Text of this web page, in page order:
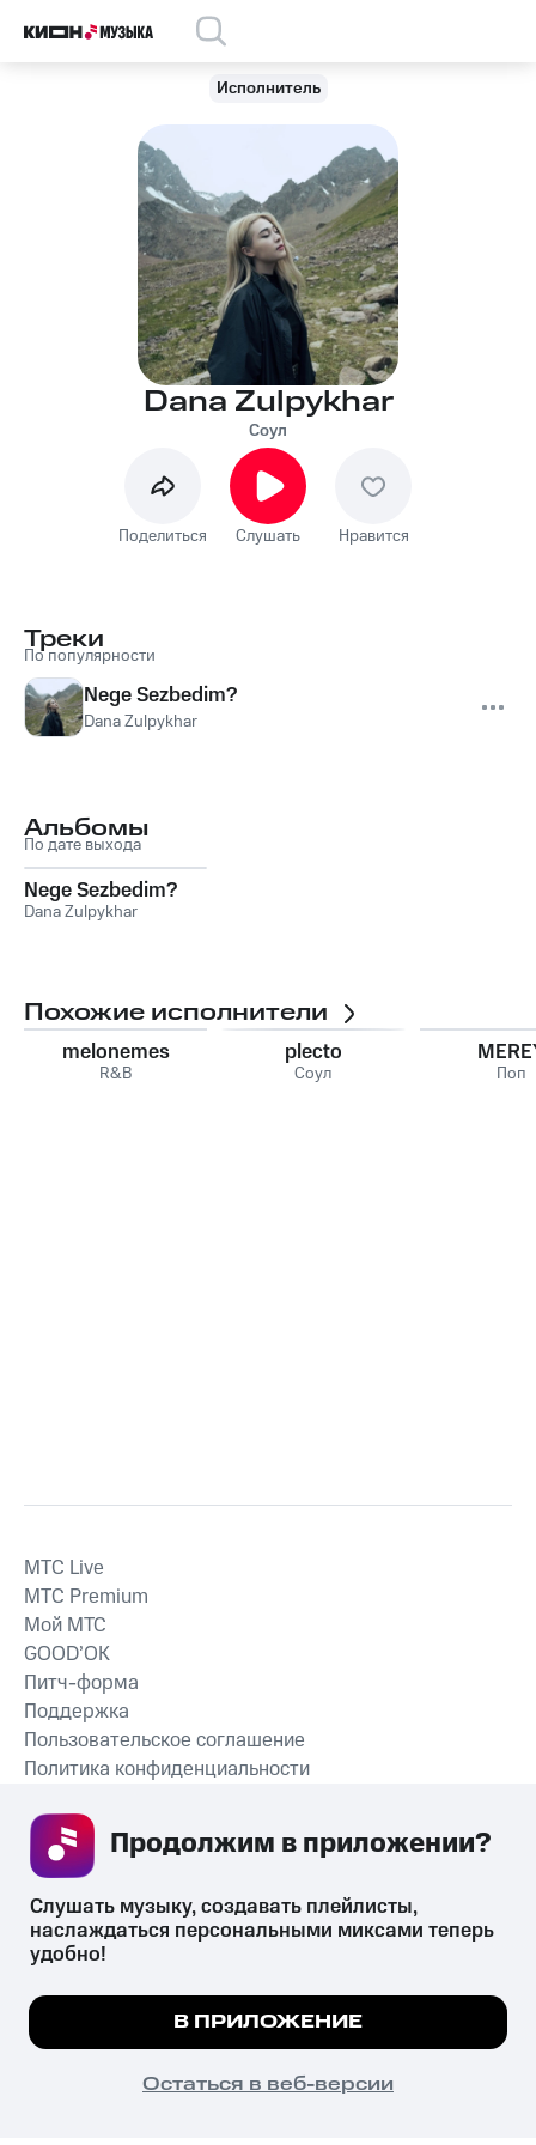
Исполнитель
Dana Zulpykhar
Соул
Поделиться Слушать Нравится
Треки
По популярности
Nege Sezbedim?
Dana Zulpykhar
Альбомы
По дате выхода
Nege Sezbedim?
Dana Zulpykhar
Похожие исполнители
melonemes
R&B
plecto
Соул Поп
СКАЧАТЬ ПРИЛОЖЕНИЕ
MTС Live
MTС Premium
Мой МТС
GOOD’OK
Питч-форма
Поддержка
Пользовательское соглашение
Политика конфиденциальности
психотропных веществ, их аналогов причиняет вред здоровью,
их незаконный оборот запрещён и влечёт установленную
законодательством ответственность.
© 2026 ООО «КИОН».
Все права защищены
Мы используем куки, чтобы на сайте все
Подробнее
ПОНЯТНО
Слушать музыку, создавать плейлисты,
наслаждаться персональными миксами теперь
удобно!
В ПРИЛОЖЕНИЕ
Остаться в веб-версии